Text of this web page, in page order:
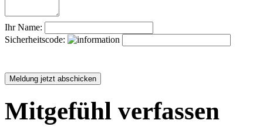
Ihr Name:
Sicherheitscode:
Mitgefühl verfassen